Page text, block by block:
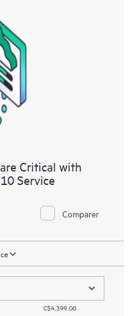
Critical with
Service
Comparer
C$4,399.00